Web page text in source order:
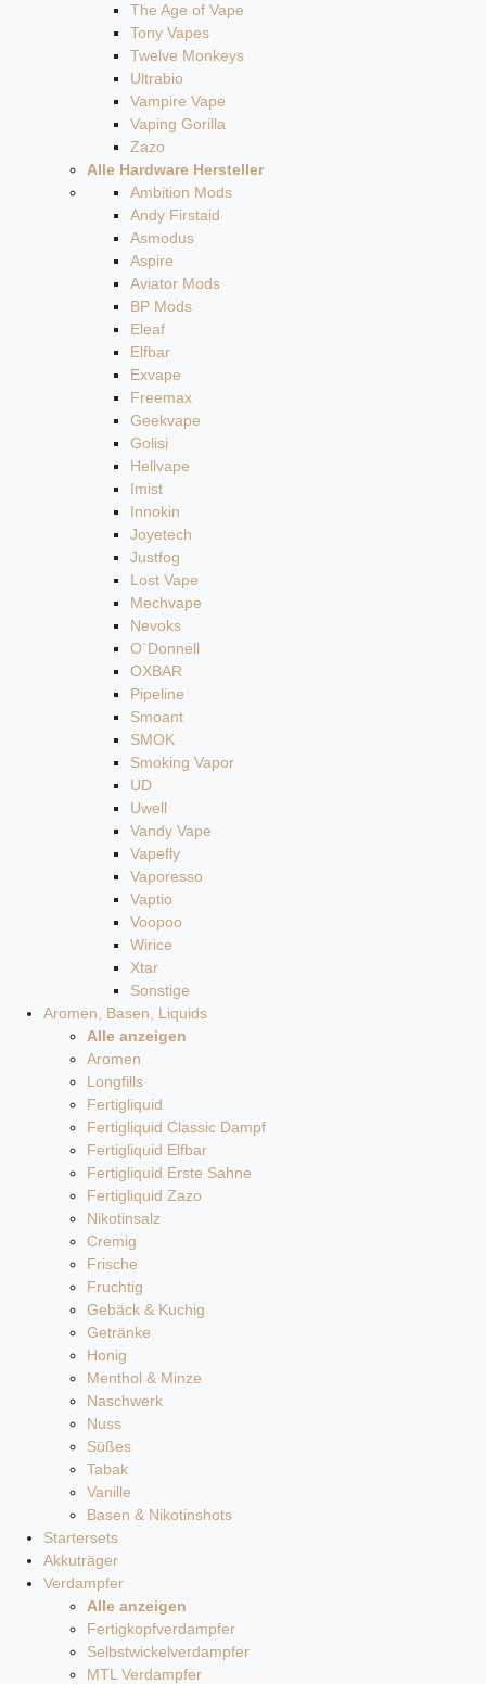
The Age of Vape
Tony Vapes
Twelve Monkeys
Ultrabio
Vampire Vape
Vaping Gorilla
Zazo
Alle Hardware Hersteller
Ambition Mods
Andy Firstaid
Asmodus
Aspire
Aviator Mods
BP Mods
Eleaf
Elfbar
Exvape
Freemax
Geekvape
Golisi
Hellvape
Imist
Innokin
Joyetech
Justfog
Lost Vape
Mechvape
Nevoks
O`Donnell
OXBAR
Pipeline
Smoant
SMOK
Smoking Vapor
UD
Uwell
Vandy Vape
Vapefly
Vaporesso
Vaptio
Voopoo
Wirice
Xtar
Sonstige
Aromen, Basen, Liquids
Alle anzeigen
Aromen
Longfills
Fertigliquid
Fertigliquid Classic Dampf
Fertigliquid Elfbar
Fertigliquid Erste Sahne
Fertigliquid Zazo
Nikotinsalz
Cremig
Frische
Fruchtig
Gebäck & Kuchig
Getränke
Honig
Menthol & Minze
Naschwerk
Nuss
Süßes
Tabak
Vanille
Basen & Nikotinshots
Startersets
Akkuträger
Verdampfer
Alle anzeigen
Fertigkopfverdampfer
Selbstwickelverdampfer
MTL Verdampfer